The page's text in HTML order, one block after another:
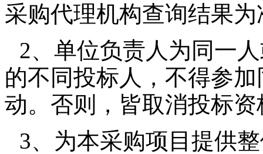
采购代理机构查询结果为
2、单位负责人为同一
的不同投标人，不得参
动。否则，皆取消投标资
3、为本采购项目提供